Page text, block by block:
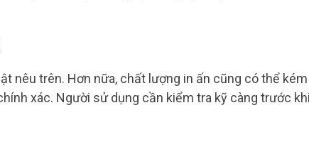
nêu trên. Hơn nữa, chất lượng in ấn cũng có thể kém
xác. Người sử dụng cần kiểm tra kỹ càng trước